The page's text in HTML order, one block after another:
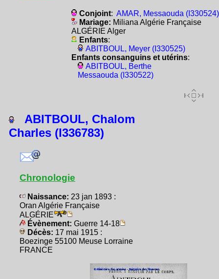
Conjoint: AMAR, Messaouda (I330524)
Mariage: Miliana Algérie Française
ALGÉRIE Alger
Enfants:
ABITBOUL, Meyer (I330525)
Enfants consanguins et utérins:
ABITBOUL, Berthe
Messaouda (I330522)
ABITBOUL, Chalom
Charles (I336783)
Chronologie
Naissance: 23 jan 1893 :
Oran Algérie Française
ALGÉRIE
Évènement: Guerre 14-18
Décès: 17 mai 1915 :
Boezinge 55100 Meuse Lorraine
FRANCE